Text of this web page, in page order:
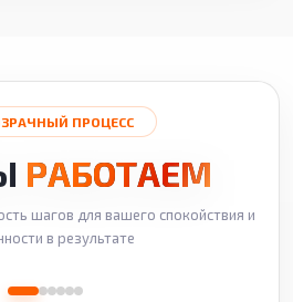
ПРОЦЕСС
РАБОТАЕМ
шагов для вашего спокойствия и
в результате